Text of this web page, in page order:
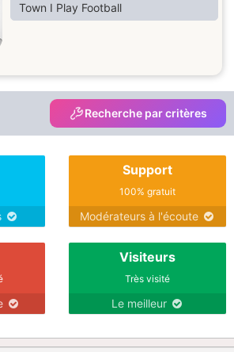
Town I Play Football
Recherche par critères
Support
100% gratuit
Modérateurs à l'écoute
Visiteurs
Très visité
Le meilleur